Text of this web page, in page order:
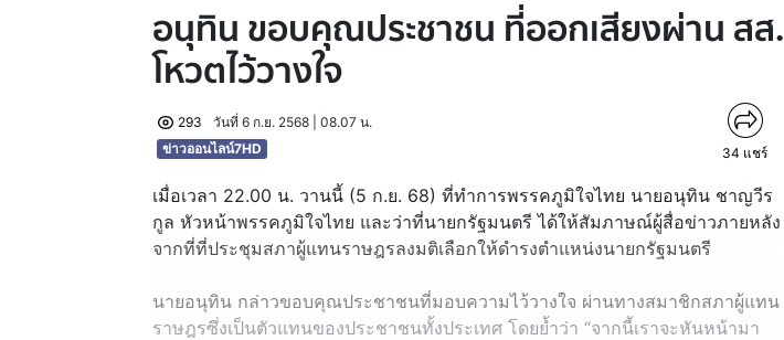
อนุทิน ขอบคุณประชาชน ที่ออกเสียงผ่าน สส.
โหวตไว้วางใจ
293
วันที่ 6 ก.ย. 2568 | 08.07 น.
ข่าวออนไลน์7HD
34 แชร์
เมื่อเวลา 22.00 น. วานนี้ (5 ก.ย. 68) ที่ทำการพรรคภูมิใจไทย นายอนุทิน ชาญวีร
กูล หัวหน้าพรรคภูมิใจไทย และว่าที่นายกรัฐมนตรี ได้ให้สัมภาษณ์ผู้สื่อข่าวภายหลัง
จากที่ที่ประชุมสภาผู้แทนราษฎรลงมติเลือกให้ดำรงตำแหน่งนายกรัฐมนตรี
นายอนุทิน กล่าวขอบคุณประชาชนที่มอบความไว้วางใจ ผ่านทางสมาชิกสภาผู้แทน
ราษฎรซึ่งเป็นตัวแทนของประชาชนทั้งประเทศ โดยย้ำว่า “จากนี้เราจะหันหน้ามา